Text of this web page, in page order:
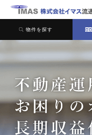
物件を探す